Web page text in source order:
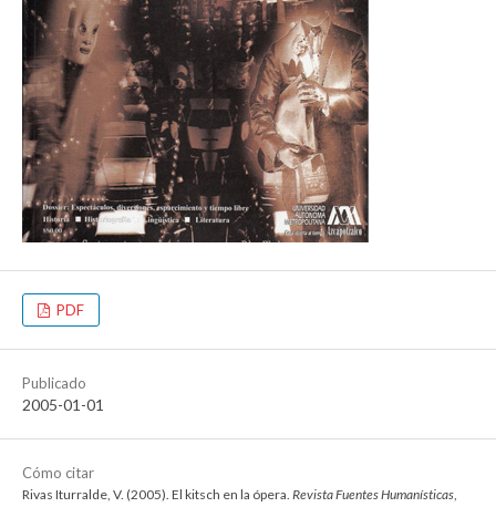
PDF
Publicado
2005-01-01
Cómo citar
Rivas Iturralde, V. (2005). El kitsch en la ópera. Revista Fuentes Humanísticas,